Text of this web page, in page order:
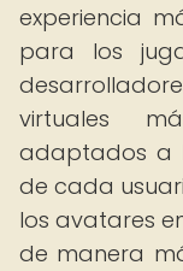
experiencia
para los
virtuales
adaptados a
de cada
los avatares
de manera